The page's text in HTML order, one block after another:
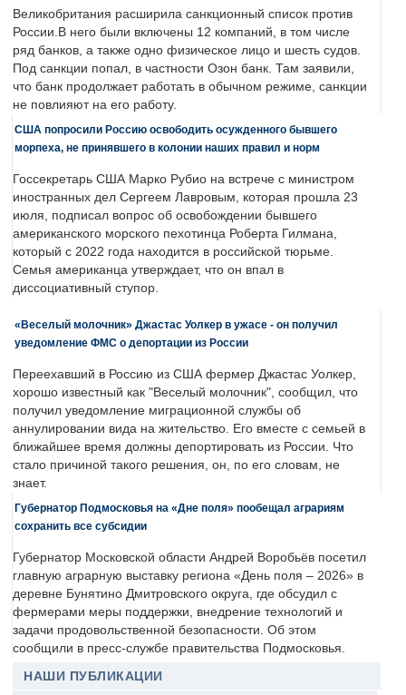
Великобритания расширила санкционный список против
России.В него были включены 12 компаний, в том числе
ряд банков, а также одно физическое лицо и шесть судов.
Под санкции попал, в частности Озон банк. Там заявили,
что банк продолжает работать в обычном режиме, санкции
не повлияют на его работу.
США попросили Россию освободить осужденного бывшего
морпеха, не принявшего в колонии наших правил и норм
Госсекретарь США Марко Рубио на встрече с министром
иностранных дел Сергеем Лавровым, которая прошла 23
июля, подписал вопрос об освобождении бывшего
американского морского пехотинца Роберта Гилмана,
который с 2022 года находится в российской тюрьме.
Семья американца утверждает, что он впал в
диссоциативный ступор.
«Веселый молочник» Джастас Уолкер в ужасе - он получил
уведомление ФМС о депортации из России
Переехавший в Россию из США фермер Джастас Уолкер,
хорошо известный как "Веселый молочник", сообщил, что
получил уведомление миграционной службы об
аннулировании вида на жительство. Его вместе с семьей в
ближайшее время должны депортировать из России. Что
стало причиной такого решения, он, по его словам, не
знает.
Губернатор Подмосковья на «Дне поля» пообещал аграриям
сохранить все субсидии
Губернатор Московской области Андрей Воробьёв посетил
главную аграрную выставку региона «День поля – 2026» в
деревне Бунятино Дмитровского округа, где обсудил с
фермерами меры поддержки, внедрение технологий и
задачи продовольственной безопасности. Об этом
сообщили в пресс-службе правительства Подмосковья.
НАШИ ПУБЛИКАЦИИ